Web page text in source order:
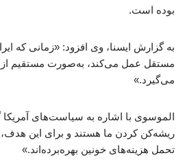
بوده است.
به گزارش ایسنا، وی افزود: «زمانی که
مستقل عمل می‌کند، به‌صورت مستقیم
می‌گیرد.»
الموسوی با اشاره به سیاست‌های آمریکا
ریشه‌کن کردن ما هستند و برای این هدف،
تحمل هزینه‌های خونین بهره‌برده‌اند.»